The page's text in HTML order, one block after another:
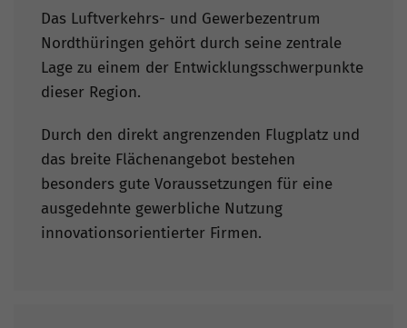
Das Luftverkehrs- und Gewerbezentrum
Nordthüringen gehört durch seine zentrale
Lage zu einem der Entwicklungsschwerpunkte
dieser Region.
Durch den direkt angrenzenden Flugplatz und
das breite Flächenangebot bestehen
besonders gute Voraussetzungen für eine
ausgedehnte gewerbliche Nutzung
innovationsorientierter Firmen.